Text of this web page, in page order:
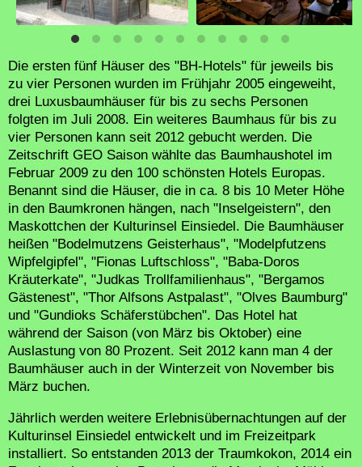
Die ersten fünf Häuser des "BH-Hotels" für jeweils bis
zu vier Personen wurden im Frühjahr 2005 eingeweiht,
drei Luxusbaumhäuser für bis zu sechs Personen
folgten im Juli 2008. Ein weiteres Baumhaus für bis zu
vier Personen kann seit 2012 gebucht werden. Die
Zeitschrift GEO Saison wählte das Baumhaushotel im
Februar 2009 zu den 100 schönsten Hotels Europas.
Benannt sind die Häuser, die in ca. 8 bis 10 Meter Höhe
in den Baumkronen hängen, nach "Inselgeistern", den
Maskottchen der Kulturinsel Einsiedel. Die Baumhäuser
heißen "Bodelmutzens Geisterhaus", "Modelpfutzens
Wipfelgipfel", "Fionas Luftschloss", "Baba-Doros
Kräuterkate", "Judkas Trollfamilienhaus", "Bergamos
Gästenest", "Thor Alfsons Astpalast", "Olves Baumburg"
und "Gundioks Schäferstübchen". Das Hotel hat
während der Saison (von März bis Oktober) eine
Auslastung von 80 Prozent. Seit 2012 kann man 4 der
Baumhäuser auch in der Winterzeit von November bis
März buchen.
Jährlich werden weitere Erlebnisübernachtungen auf der
Kulturinsel Einsiedel entwickelt und im Freizeitpark
installiert. So entstanden 2013 der Traumkokon, 2014 ein